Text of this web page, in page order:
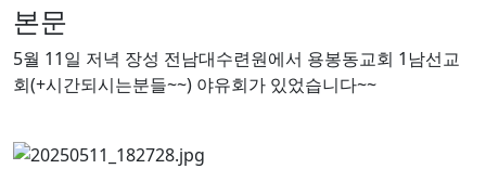
본문
5월 11일 저녁 장성 전남대수련원에서 용봉동교회 1남선교
회(+시간되시는분들~~) 야유회가 있었습니다~~